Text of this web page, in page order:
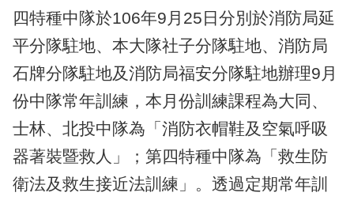
關
簡
宣
教
育
下
四特種中隊於106年9 月 25 日分別於消防局延
平分隊駐地、本大隊社子分隊駐地、消防局
石牌分隊駐地及消防局福安分隊駐地辦理9 月
份中隊常年訓練，本月份訓練課程為大同、
士林、北投中隊為「消防衣帽鞋及空氣呼吸
器著裝暨救人」；第四特種中隊為「救生防
衛法及救生接近法訓練」。透過定期常年訓